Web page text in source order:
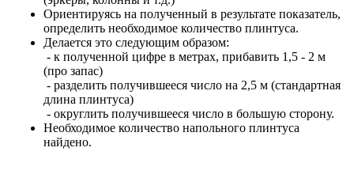
Ориентируясь на полученный в результате показатель,
определить необходимое количество плинтуса.
Делается это следующим образом:
- к полученной цифре в метрах, прибавить 1,5 - 2 м
(про запас)
- разделить получившееся число на 2,5 м (стандартная
длина плинтуса)
- округлить получившееся число в большую сторону.
Необходимое количество напольного плинтуса
найдено.